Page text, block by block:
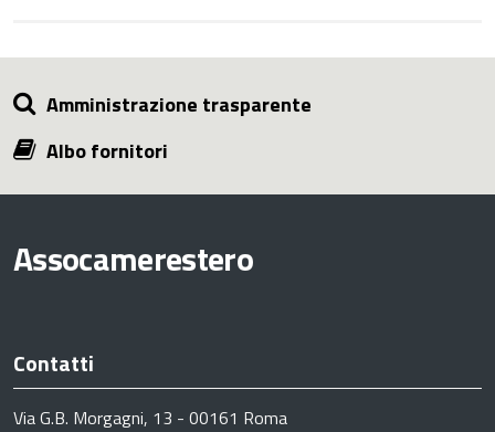
Amministrazione trasparente
Albo fornitori
Assocamerestero
Contatti
Via G.B. Morgagni, 13 - 00161 Roma